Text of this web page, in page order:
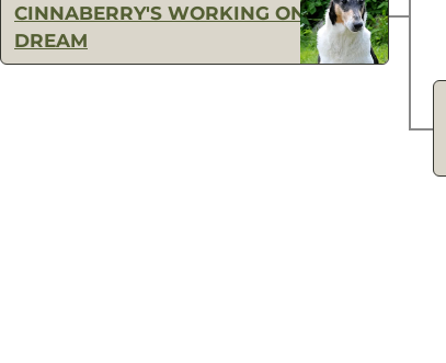
CINNABERRY'S WORKING ON A
DREAM